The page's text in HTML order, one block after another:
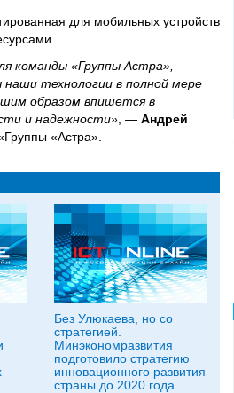
для мобильных устройств
команды «Группы Астра»,
наши технологии в полной мере
образом впишется в
и надежности» , — Андрей
«Астра».
Без Улюкаева, но со
стратегией.
Минэкономразвития
подготовило стратегию
инновационного развития
страны до 2020 года